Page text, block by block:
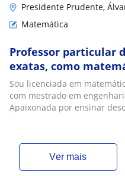
Presidente Prudente,
Matemática
Professor particular
exatas, como
Com experiência
Sou licenciada em
com mestrado em
Apaixonada por ensinar
ver mais